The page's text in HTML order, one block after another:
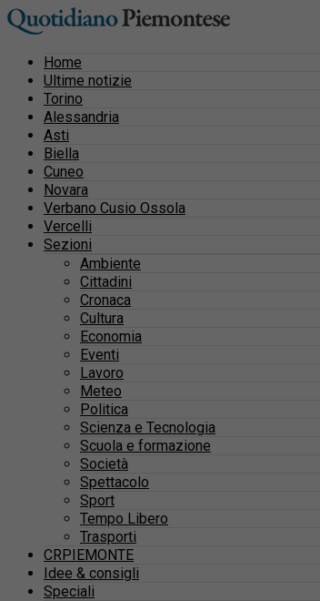
Home
Ultime notizie
Torino
Alessandria
Asti
Biella
Cuneo
Novara
Verbano Cusio Ossola
Vercelli
Sezioni
Ambiente
Cittadini
Cronaca
Cultura
Economia
Eventi
Lavoro
Meteo
Politica
Scienza e Tecnologia
Scuola e formazione
Società
Spettacolo
Sport
Tempo Libero
Trasporti
CRPIEMONTE
Idee & consigli
Speciali